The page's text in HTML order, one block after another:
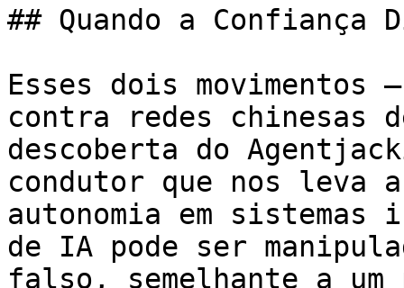
## Quando a Confiança
Esses dois movimentos
contra redes chinesas
descoberta do
condutor que nos leva
autonomia em
de IA pode ser
falso, semelhante a um